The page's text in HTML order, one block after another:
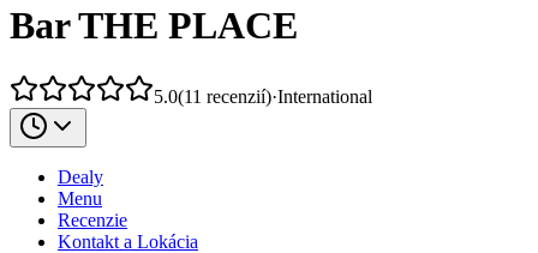
Bar THE PLACE
5.0(11 recenzií)·International
Dealy
Menu
Recenzie
Kontakt a Lokácia